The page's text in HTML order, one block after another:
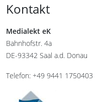
Kontakt
Medialekt eK
Bahnhofstr. 4a
DE-93342 Saal a.d. Donau
Telefon: +49 9441 1750403